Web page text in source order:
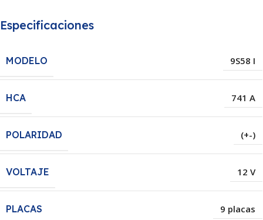
Especificaciones
MODELO 9S58 I
HCA 741 A
POLARIDAD (+-)
VOLTAJE 12 V
PLACAS 9 placas